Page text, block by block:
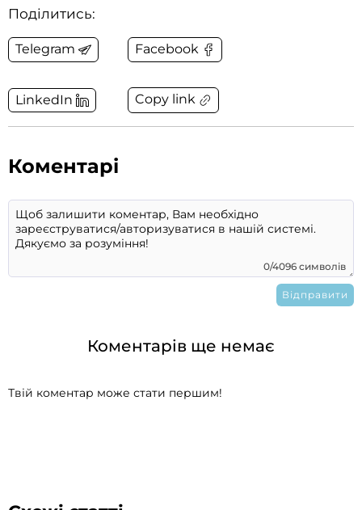
Поділитись:
Telegram Facebook
LinkedIn Copy link
Коментарі
0/4096 символів
Коментарів ще немає
Твій коментар може стати першим!